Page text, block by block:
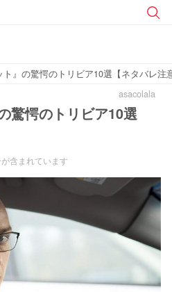
ト』の驚愕のトリビア10選【ネタバレ注
asacolala
驚愕のトリビア10選
含まれています